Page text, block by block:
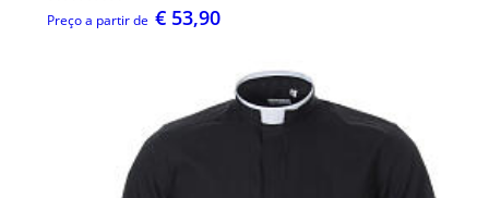
Preço a partir de € 53,90